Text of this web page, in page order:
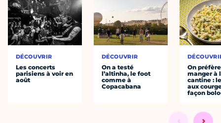
DÉCOUVRIR
Les concerts
parisiens à voir en
août
DÉCOUVRIR
On a testé
l’altinha, le foot
comme à
Copacabana
On préfère
manger à
cantine :
aux
façon